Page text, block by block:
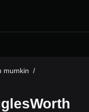
mumkin /